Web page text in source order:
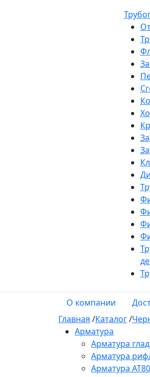
О компании
Главная /Каталог/
Арматура
Арматура
Арматура
Арматура